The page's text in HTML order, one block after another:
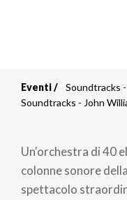
Briciole
pane
Eventi
Soundtracks
Soundtracks - John
Un'orchestra di 40
colonne sonore
spettacolo